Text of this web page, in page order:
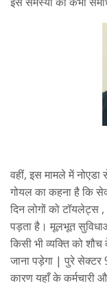
वहीं, इस मामले में नोएडा
गोयल का कहना है कि
दिन लोगों को टॉयलेट्स
पड़ता है। मूलभूत
किसी भी व्यक्ति को
जाना पड़ेगा | पुरे
कारण यहाँ के कर्मचारी